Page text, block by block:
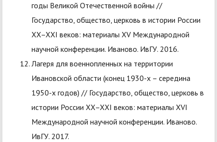
годы Великой Отечественной войны //
Государство, общество, церковь в истории России
XX–XXI веков: материалы XV Международной
научной конференции. Иваново. ИвГУ. 2016.
Лагеря для военнопленных на территории
Ивановской области (конец 1930-х – середина
1950-х годов) // Государство, общество, церковь в
истории России XX–XXI веков: материалы XVI
Международной научной конференции. Иваново.
ИвГУ. 2017.